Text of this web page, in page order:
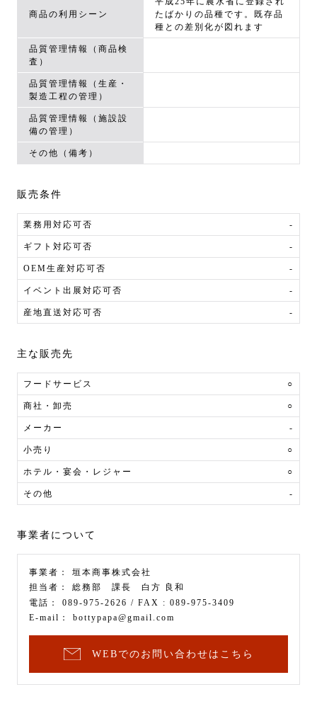
商品の利用シーン
たばかりの品種です。既存品
種との差別化が図れます
品質管理情報（商品検
査）
品質管理情報（生産・
製造工程の管理）
品質管理情報（施設設
備の管理）
その他（備考）
販売条件
業務用対応可否 -
ギフト対応可否 -
OEM生産対応可否 -
イベント出展対応可否 -
産地直送対応可否 -
主な販売先
フードサービス ○
商社・卸売 ○
メーカー -
小売り ○
ホテル・宴会・レジャー ○
その他 -
事業者について
事業者： 垣本商事株式会社
担当者： 総務部 課長 白方 良和
電話： 089-975-2626 / FAX : 089-975-3409
E-mail： bottypapa@gmail.com
WEBでのお問い合わせはこちら